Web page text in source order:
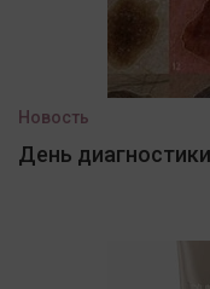
Новость
День